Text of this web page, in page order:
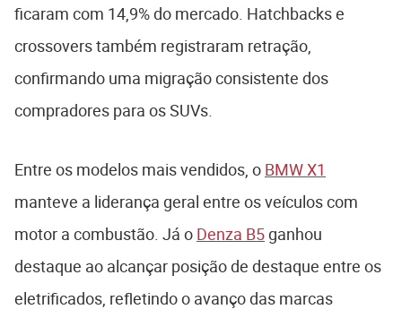
ficaram com 14,9% do mercado. Hatchbacks e
crossovers também registraram retração,
confirmando uma migração consistente dos
compradores para os SUVs.
Entre os modelos mais vendidos, o BMW X1
manteve a liderança geral entre os veículos com
motor a combustão. Já o Denza B5ganhou
destaque ao alcançar posição de destaque entre os
eletrificados, refletindo o avanço das marcas